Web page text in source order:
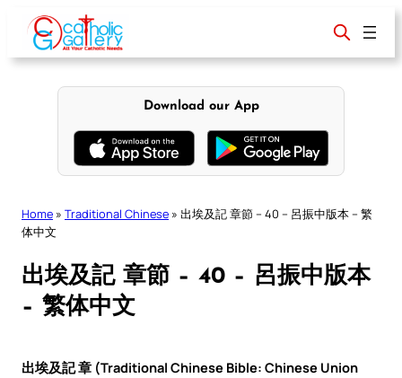
content
Download our App
Home » Traditional Chinese » 出埃及記 章節 – 40 – 呂振中版本 – 繁
体中文
出埃及記 章節 – 40 – 呂振中版本
– 繁体中文
出埃及記 章 (Traditional Chinese Bible: Chinese Union